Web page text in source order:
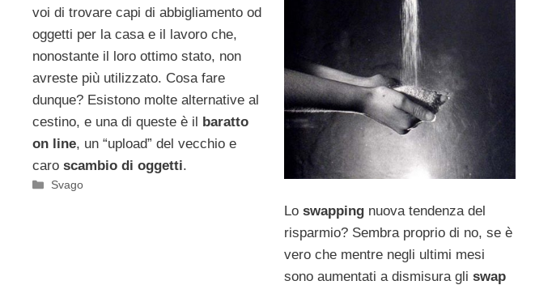
voi di trovare capi di abbigliamento od
oggetti per la casa e il lavoro che,
nonostante il loro ottimo stato, non
avreste più utilizzato. Cosa fare
dunque? Esistono molte alternative al
cestino, e una di queste è il
baratto
on line, un “upload” del vecchio e
caro scambio di oggetti.
Categorie
Svago
Lo swappingnuova tendenza del
risparmio? Sembra proprio di no, se è
vero che mentre negli ultimi mesi
sono aumentati a dismisura gli swap